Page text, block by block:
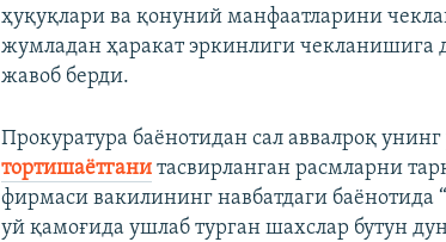
ҳуқуқлари ва қонуний манфаатларини
жумладан ҳаракат эркинлиги чекланишига
жавоб берди.
Прокуратура баёнотидан сал аввалроқ
тортишаётгани тасвирланган расмларни
фирмаси вакилининг навбатдаги баёнотида
уй қамоғида ушлаб турган шахслар бутун